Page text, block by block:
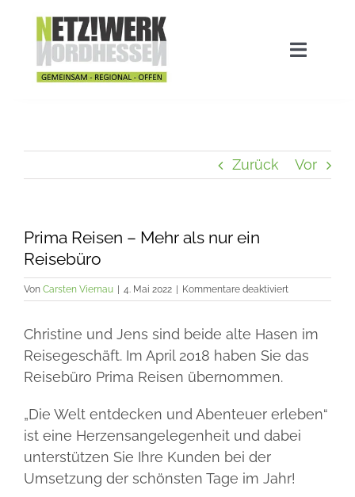
springen
Ausgezeichnet!
5 Fragen
Businesspartner
Termine
Zurück Vor
Prima Reisen – Mehr als nur ein
Reisebüro
Von Carsten Viernau 4. Mai 2022 Kommentare deaktiviertfür
Prima
–
als
Christine und Jens sind beide alte Hasen im
Reisegeschäft. Im April 2018 haben Sie das
Reisebüro Prima Reisen übernommen.
„Die Welt entdecken und Abenteuer erleben“
ist eine Herzensangelegenheit und dabei
unterstützen Sie Ihre Kunden bei der
Umsetzung der schönsten Tage im Jahr!